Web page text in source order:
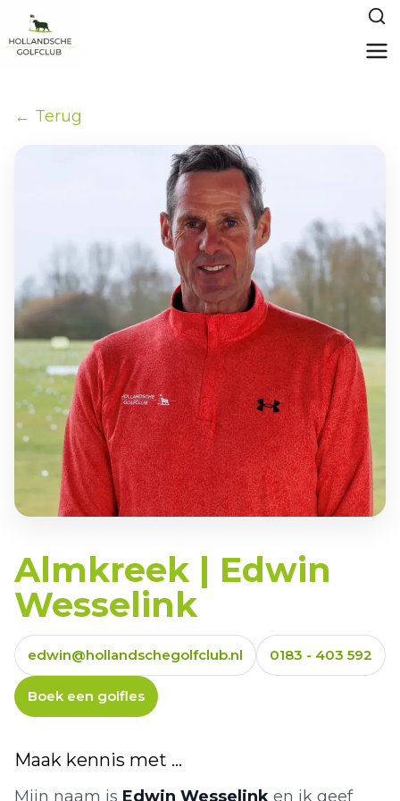
← Terug
Almkreek | Edwin
Wesselink
edwin@hollandschegolfclub.nl 0183 - 403 592
Boek een golfles
Maak kennis met ...
Mijn naam is Edwin Wesselink en ik geef